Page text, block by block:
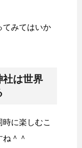
てみてはいか
社は世界
に楽しむこ
＾＾